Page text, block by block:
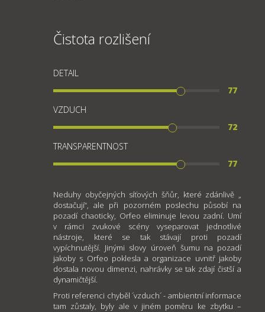
Čistota rozlišení
DETAIL
77
VZDUCH
72
TRANSPARENTNOST
77
Neduhy obyčejných síťových šňůr, které zdánlivě „
dostačují“, ale při pozorném poslechu působí na
pozadí chaoticky, Orfeo eliminuje levou zadní. Umí
v rámci zvukové scény vyseparovat jednotlivé
nástroje, které se tak stávají proti pozadí
vypíchnutější. Jinými slovy úroveň šumu na pozadí
jakoby s Orfeo poklesla a organizace uvnitř jakoby
dostala novou dimenzi, nahrávky se tak zdají čistší a
dynamičtější.
Proti referenci chyběl ´vzduch´ - ambientní informace
tam zůstaly, byly ale v jiném poměru ke zbytku –